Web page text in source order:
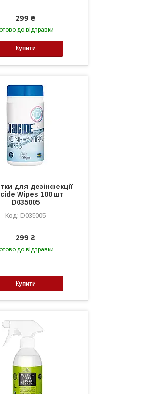
299 ₴
до відправки
Купити
для дезінфекції
Wipes 100 шт
D035005
D035005
299 ₴
до відправки
Купити